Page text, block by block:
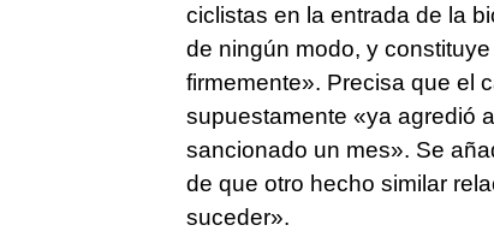
ciclistas en la entrada de la
de ningún modo, y
firmemente». Precisa que el
supuestamente «ya agredió
sancionado un mes». Se
de que otro hecho similar
suceder».